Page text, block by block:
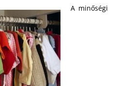
A minőségi